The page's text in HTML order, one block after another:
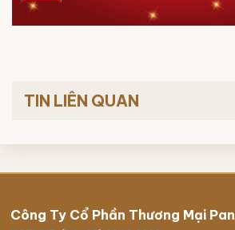
TIN LIÊN QUAN
Công Ty Cổ Phần Thương Mại Pan